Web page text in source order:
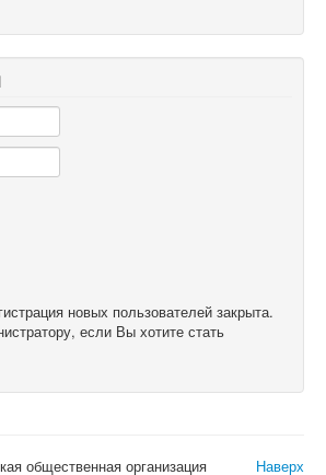
новых пользователей закрыта.
если Вы хотите стать
Наверх
общественная организация